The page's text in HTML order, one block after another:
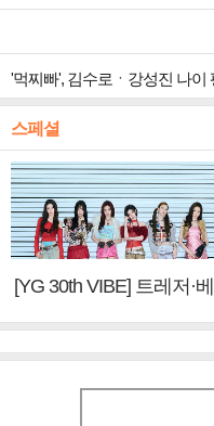
스페셜
[YG 30th VIBE] 트레저·베